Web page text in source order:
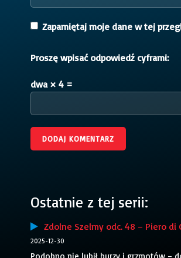
Zapamiętaj moje dane w tej
Proszę wpisać odpowiedź cyframi:
dwa × 4 =
Ostatnie z tej serii:
Zdolne Szelmy odc. 48 – Piero di
2025-12-30